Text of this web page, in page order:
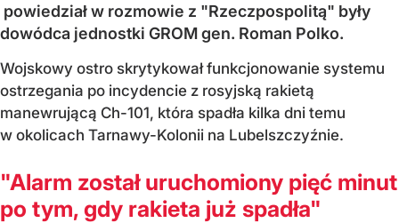
powiedział w rozmowie z "Rzeczpospolitą" były
dowódca jednostki GROM gen. Roman Polko.
Wojskowy ostro skrytykował funkcjonowanie systemu
ostrzegania po incydencie z rosyjską rakietą
manewrującą Ch-101, która spadła kilka dni temu
w okolicach Tarnawy-Kolonii na Lubelszczyźnie.
"Alarm został uruchomiony pięć minut
po tym, gdy rakieta już spadła"